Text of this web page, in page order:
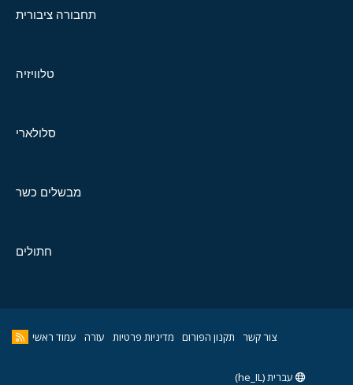
תחבורה ציבורית
טלוויזיה
סלולארי
מבשלים כשר
חתולים
צור קשר תקנון הפורום מדיניות פרטיות עזרה עמוד ראשי
עברית (he_IL)